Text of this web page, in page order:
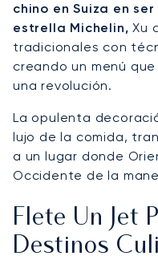
chino en Suiza en
estrella Michelin, Xu
tradicionales con
creando un menú
una revolución.
La opulenta
lujo de la comida,
a un lugar donde
Occidente de la
Flete Un Jet
Destinos